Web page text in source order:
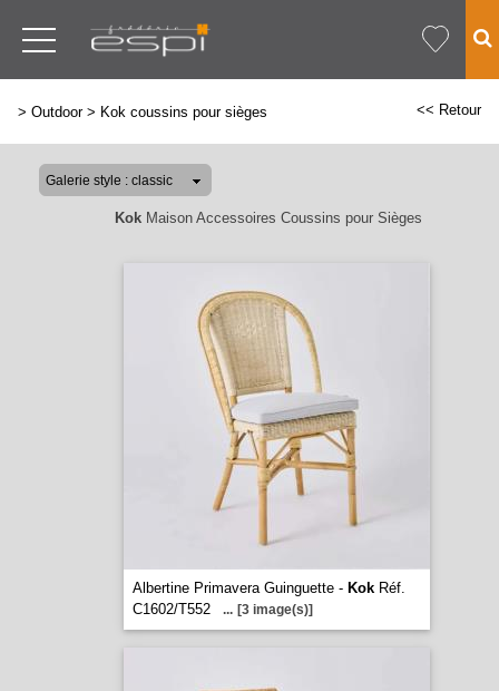
> Outdoor> Kok coussins pour sièges << Retour
KokMaison Accessoires Coussins pour Sièges
Albertine Primavera Guinguette - KokRéf.
C1602/T552
... [3 image(s)]